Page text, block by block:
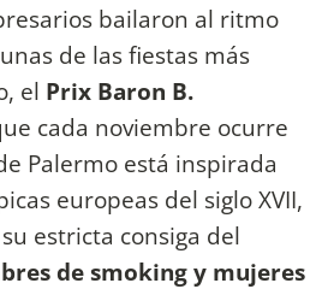
bailaron al ritmo
de las fiestas más
el Prix Baron B.
cada noviembre ocurre
Palermo está inspirada
europeas del siglo XVII,
estricta consiga del
de smoking y mujeres